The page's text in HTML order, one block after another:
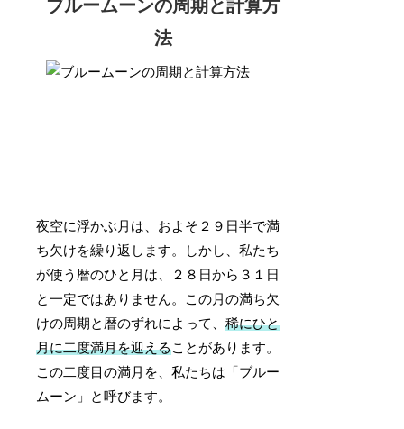
ブルームーンの周期と計算方
法
夜空に浮かぶ月は、およそ２９日半で満
ち欠けを繰り返します。しかし、私たち
が使う暦のひと月は、２８日から３１日
と一定ではありません。この月の満ち欠
けの周期と暦のずれによって、稀にひと
月に二度満月を迎えることがあります。
この二度目の満月を、私たちは「ブルー
ムーン」と呼びます。